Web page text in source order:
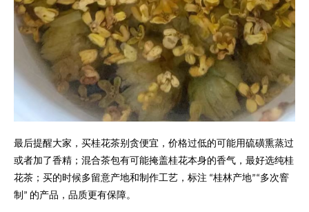
最后提醒大家，买桂花茶别贪便宜，价格过低的可能用硫磺熏蒸过
或者加了香精；混合茶包有可能掩盖桂花本身的香气，最好选纯桂
花茶；买的时候多留意产地和制作工艺，标注 “桂林产地”“多次窨
制 ” 的产品，品质更有保障。